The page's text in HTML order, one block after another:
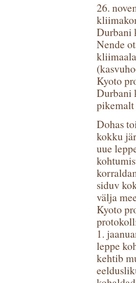
26.
Durbani
Nende
Kyoto
Durbani
pikemalt
Dohas
kokku
uue
siduv
välja
Kyoto
1.
leppe
kehtib